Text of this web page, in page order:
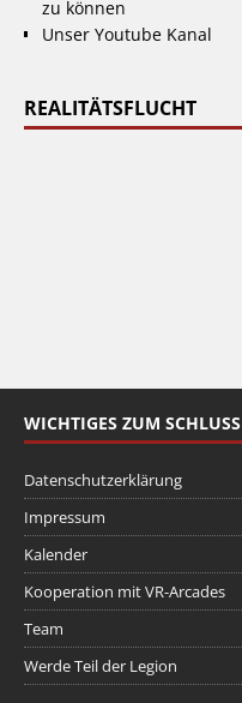
zu können
Unser Youtube Kanal
REALITÄTSFLUCHT
WICHTIGES ZUM SCHLUSS
Datenschutzerklärung
Impressum
Kalender
Kooperation mit VR-Arcades
Team
Werde Teil der Legion